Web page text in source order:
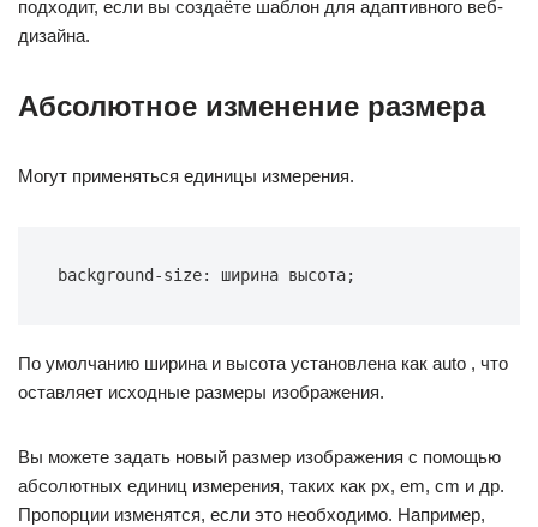
подходит, если вы создаёте шаблон для адаптивного веб-
дизайна.
Абсолютное изменение размера
Могут применяться единицы измерения.
background-size: ширина высота;
По умолчанию ширина и высота установлена как auto , что
оставляет исходные размеры изображения.
Вы можете задать новый размер изображения с помощью
абсолютных единиц измерения, таких как px, em, cm и др.
Пропорции изменятся, если это необходимо. Например,